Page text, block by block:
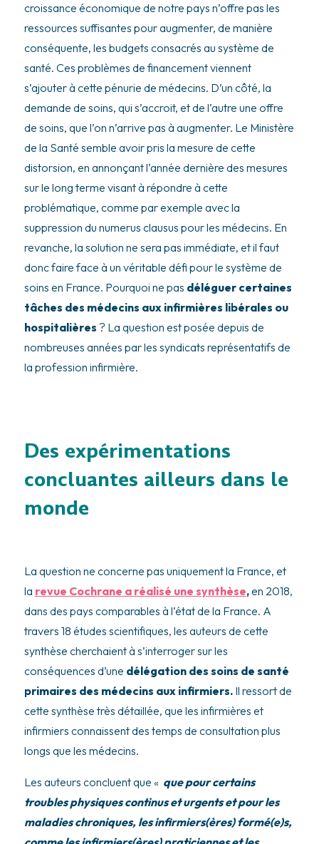
croissance économique de notre pays n’offre pas les
ressources suffisantes pour augmenter, de manière
conséquente, les budgets consacrés au système de
santé. Ces problèmes de financement viennent
s’ajouter à cette pénurie de médecins. D’un côté, la
demande de soins, qui s’accroit, et de l’autre une offre
de soins, que l’on n’arrive pas à augmenter. Le Ministère
de la Santé semble avoir pris la mesure de cette
distorsion, en annonçant l’année dernière des mesures
sur le long terme visant à répondre à cette
problématique, comme par exemple avec la
suppression du numerus clausus pour les médecins. En
revanche, la solution ne sera pas immédiate, et il faut
donc faire face à un véritable défi pour le système de
soins en France. Pourquoi ne pas déléguer certaines
tâches des médecins aux infirmières libérales ou
hospitalières ? La question est posée depuis de
nombreuses années par les syndicats représentatifs de
la profession infirmière.
Des expérimentations
concluantes ailleurs dans le
monde
La question ne concerne pas uniquement la France, et
la revue Cochrane a réalisé une synthèse,en 2018,
dans des pays comparables à l’état de la France. A
travers 18 études scientifiques, les auteurs de cette
synthèse cherchaient à s’interroger sur les
conséquences d’une délégation des soins de santé
primaires des médecins aux infirmiers.Il ressort de
cette synthèse très détaillée, que les infirmières et
infirmiers connaissent des temps de consultation plus
longs que les médecins.
Les auteurs concluent que « que pour certains
troubles physiques continus et urgents et pour les
maladies chroniques, les infirmiers(ères) formé(e)s,